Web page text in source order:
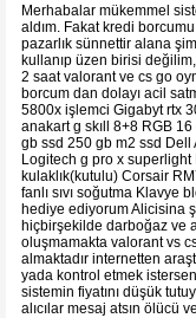
Merhabalar mükemmel
aldım. Fakat kredi
pazarlık sünnettir alana
kullanıp üzen birisi değilim,
2 saat valorant ve cs go
borcum dan dolayı acil
5800x işlemci Gigabyt rtx
anakart g skıll 8+8 RGB
gb ssd 250 gb m2 ssd
Logitech g pro x
kulaklık(kutulu) Corsair
fanlı sıvı soğutma Klavye
hediye ediyorum Alicisina
hiçbirşekilde darboğaz ve
oluşmamakta valorant vs
almaktadır internetten
yada kontrol etmek
sistemin fiyatını düşük
alıcılar mesaj atsın ölücü